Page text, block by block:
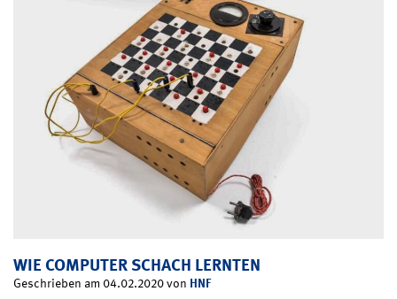
WIE COMPUTER SCHACH LERNTEN
Geschrieben am 04.02.2020 von HNF